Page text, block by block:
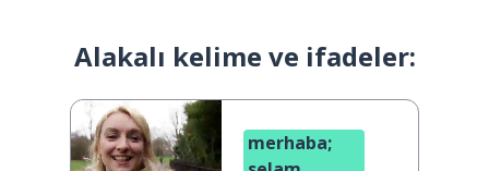
Alakalı kelime ve ifadeler:
merhaba;